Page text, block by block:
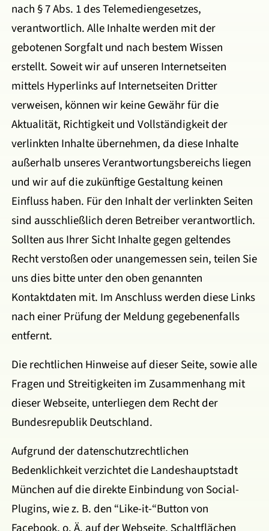
nach § 7 Abs. 1 des Telemediengesetzes,
verantwortlich. Alle Inhalte werden mit der
gebotenen Sorgfalt und nach bestem Wissen
erstellt. Soweit wir auf unseren Internetseiten
mittels Hyperlinks auf Internetseiten Dritter
verweisen, können wir keine Gewähr für die
Aktualität, Richtigkeit und Vollständigkeit der
verlinkten Inhalte übernehmen, da diese Inhalte
außerhalb unseres Verantwortungsbereichs liegen
und wir auf die zukünftige Gestaltung keinen
Einfluss haben. Für den Inhalt der verlinkten Seiten
sind ausschließlich deren Betreiber verantwortlich.
Sollten aus Ihrer Sicht Inhalte gegen geltendes
Recht verstoßen oder unangemessen sein, teilen Sie
uns dies bitte unter den oben genannten
Kontaktdaten mit. Im Anschluss werden diese Links
nach einer Prüfung der Meldung gegebenenfalls
entfernt.
Die rechtlichen Hinweise auf dieser Seite, sowie alle
Fragen und Streitigkeiten im Zusammenhang mit
dieser Webseite, unterliegen dem Recht der
Bundesrepublik Deutschland.
Aufgrund der datenschutzrechtlichen
Bedenklichkeit verzichtet die Landeshauptstadt
München auf die direkte Einbindung von Social-
Plugins, wie z. B. den “Like-it-“Button von